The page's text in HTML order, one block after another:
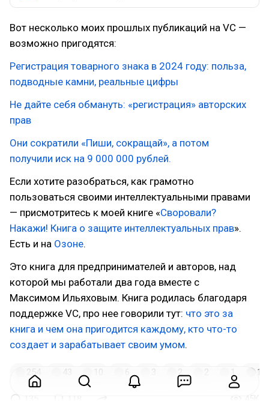
Вот несколько моих прошлых публикаций на VC —
возможно пригодятся:
Регистрация товарного знака в 2024 году: польза,
подводные камни, реальные цифры
Не дайте себя обмануть: «регистрация» авторских
прав
Они сократили «Пиши, сокращай», а потом
получили иск на 9 000 000 рублей.
Если хотите разобраться, как грамотно
пользоваться своими интеллектуальными правами
— присмотритесь к моей книге «Своровали?
Накажи! Книга о защите интеллектуальных прав».
Есть и на Озоне.
Это книга для предпринимателей и авторов, над
которой мы работали два года вместе с
Максимом Ильяховым. Книга родилась благодаря
поддержке VC, про нее говорили тут: что это за
книга и чем она пригодится каждому, кто что-то
создает и зарабатывает своим умом.
254 43 10 6 3 2 2 1 1
45K